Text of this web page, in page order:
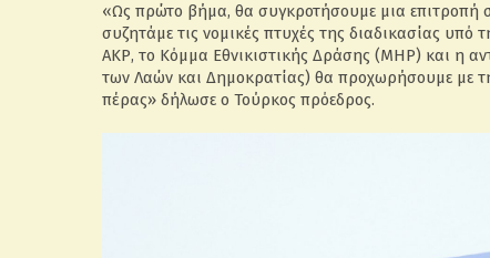
«Ως πρώτο βήμα, θα συγκροτήσουμε μια επιτροπή
συζητάμε τις νομικές πτυχές της διαδικασίας υπό
ΑΚΡ, το Κόμμα Εθνικιστικής Δράσης (ΜΗΡ) και η
των Λαών και Δημοκρατίας) θα προχωρήσουμε με
πέρας» δήλωσε ο Τούρκος πρόεδρος.